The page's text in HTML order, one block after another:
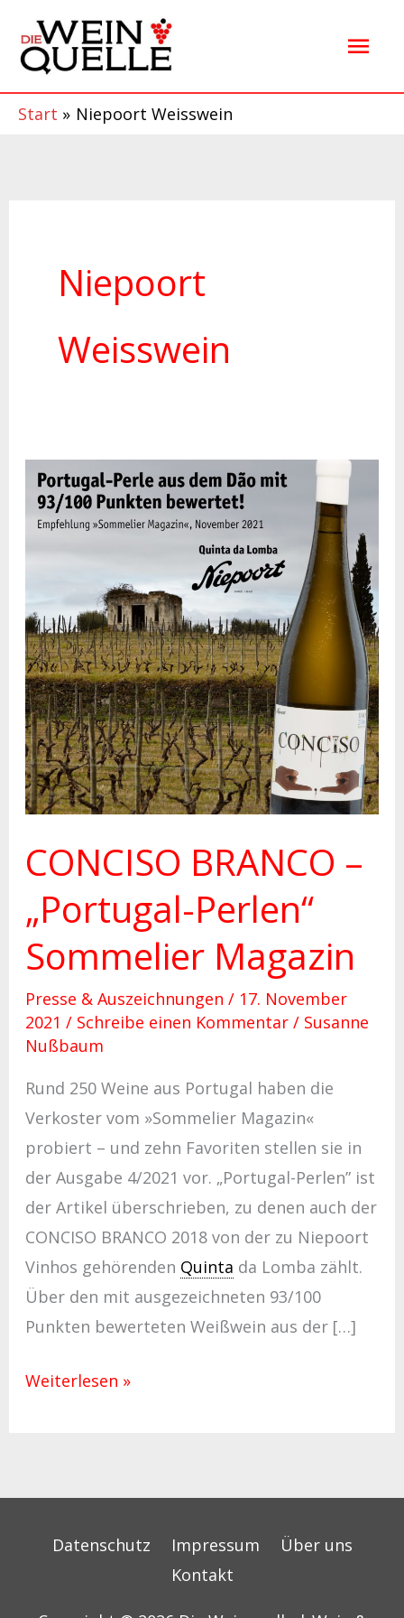
Inhalt
springen
Start Niepoort Weisswein
Niepoort
Weisswein
CONCISO BRANCO –
„Portugal-Perlen“
Sommelier Magazin
Presse & Auszeichnungen / 17. November
2021 / Schreibe einen Kommentar / Susanne
Nußbaum
Rund 250 Weine aus Portugal haben die
Verkoster vom »Sommelier Magazin«
probiert – und zehn Favoriten stellen sie in
der Ausgabe 4/2021 vor. „Portugal-Perlen” ist
der Artikel überschrieben, zu denen auch der
CONCISO BRANCO 2018 von der zu Niepoort
Vinhos gehörenden Quinta da Lomba zählt.
Über den mit ausgezeichneten 93/100
Punkten bewerteten Weißwein aus der […]
CONCISO
BRANCO
Sommelier
Magazin
Weiterlesen »
Datenschutz Impressum
Über uns
Kontakt